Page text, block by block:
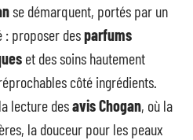
se démarquent, portés par un
: proposer desparfums
et des soins hautement
côté ingrédients.
lecture desavis Chogan, où la
la douceur pour les peaux